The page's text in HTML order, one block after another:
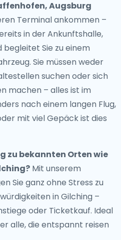
Augsburg
Terminal ankommen –
in der Ankunftshalle,
Sie zu einem
Sie müssen weder
suchen oder sich
machen – alles ist im
nach einem langen Flug,
mit viel Gepäck ist dies
zu bekannten Orten wie
Mit unserem
Sie ganz ohne Stress zu
in Gilching –
oder Ticketkauf. Ideal
alle, die entspannt reisen